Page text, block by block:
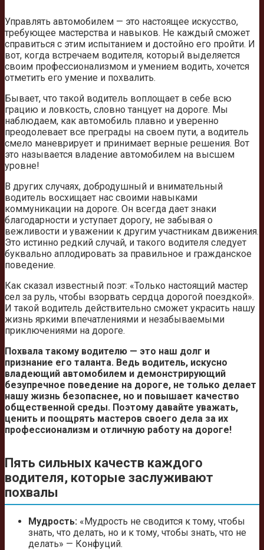
Управлять автомобилем — это настоящее искусство,
требующее мастерства и навыков. Не каждый сможет
справиться с этим испытанием и достойно его пройти. И
вот, когда встречаем водителя, который выделяется
своим профессионализмом и умением водить, хочется
отметить его умение и похвалить.
Бывает, что такой водитель воплощает в себе всю
грацию и ловкость, словно танцует на дороге. Мы
наблюдаем, как автомобиль плавно и уверенно
преодолевает все преграды на своем пути, а водитель
смело маневрирует и принимает верные решения. Вот
это называется владение автомобилем на высшем
уровне!
В других случаях, добродушный и внимательный
водитель восхищает нас своими навыками
коммуникации на дороге. Он всегда дает знаки
благодарности и уступает дорогу, не забывая о
вежливости и уважении к другим участникам движения.
Это истинно редкий случай, и такого водителя следует
буквально аплодировать за правильное и гражданское
поведение.
Как сказал известный поэт: «Только настоящий мастер
сел за руль, чтобы взорвать сердца дорогой поездкой».
И такой водитель действительно сможет украсить нашу
жизнь яркими впечатлениями и незабываемыми
приключениями на дороге.
Похвала такому водителю — это наш долг и
признание его таланта. Ведь водитель, искусно
владеющий автомобилем и демонстрирующий
безупречное поведение на дороге, не только делает
нашу жизнь безопаснее, но и повышает качество
общественной среды. Поэтому давайте уважать,
ценить и поощрять мастеров своего дела за их
профессионализм и отличную работу на дороге!
Пять сильных качеств каждого
водителя, которые заслуживают
похвалы
Мудрость: «Мудрость не сводится к тому, чтобы
знать, что делать, но и к тому, чтобы знать, что не
делать» — Конфуций.